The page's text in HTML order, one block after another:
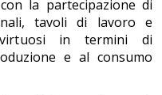
la partecipazione di
tavoli di lavoro e
in termini di
e al consumo